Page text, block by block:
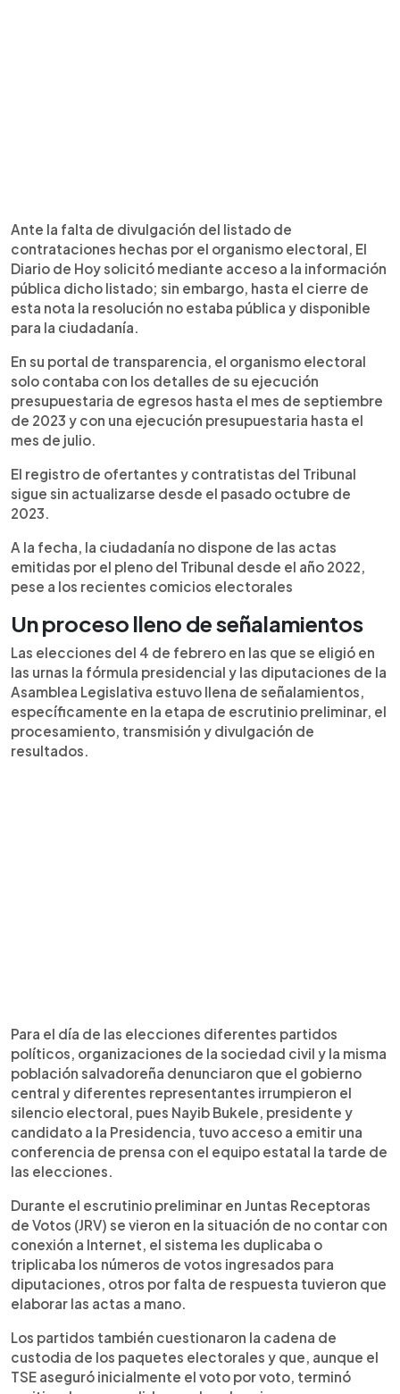
Ante la falta de divulgación del listado de
contrataciones hechas por el organismo electoral, El
Diario de Hoy solicitó mediante acceso a la información
pública dicho listado; sin embargo, hasta el cierre de
esta nota la resolución no estaba pública y disponible
para la ciudadanía.
En su portal de transparencia, el organismo electoral
solo contaba con los detalles de su ejecución
presupuestaria de egresos hasta el mes de septiembre
de 2023 y con una ejecución presupuestaria hasta el
mes de julio.
El registro de ofertantes y contratistas del Tribunal
sigue sin actualizarse desde el pasado octubre de
2023.
A la fecha, la ciudadanía no dispone de las actas
emitidas por el pleno del Tribunal desde el año 2022,
pese a los recientes comicios electorales
Un proceso lleno de señalamientos
Las elecciones del 4 de febrero en las que se eligió en
las urnas la fórmula presidencial y las diputaciones de la
Asamblea Legislativa estuvo llena de señalamientos,
específicamente en la etapa de escrutinio preliminar, el
procesamiento, transmisión y divulgación de
resultados.
Para el día de las elecciones diferentes partidos
políticos, organizaciones de la sociedad civil y la misma
población salvadoreña denunciaron que el gobierno
central y diferentes representantes irrumpieron el
silencio electoral, pues Nayib Bukele, presidente y
candidato a la Presidencia, tuvo acceso a emitir una
conferencia de prensa con el equipo estatal la tarde de
las elecciones.
Durante el escrutinio preliminar en Juntas Receptoras
de Votos (JRV) se vieron en la situación de no contar con
conexión a Internet, el sistema les duplicaba o
triplicaba los números de votos ingresados para
diputaciones, otros por falta de respuesta tuvieron que
elaborar las actas a mano.
Los partidos también cuestionaron la cadena de
custodia de los paquetes electorales y que, aunque el
TSE aseguró inicialmente el voto por voto, terminó